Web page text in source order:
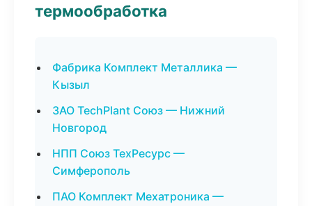
термообработка
Фабрика Комплект Металлика —
Кызыл
ЗАО TechPlant Союз — Нижний
Новгород
НПП Союз ТехРесурс —
Симферополь
ПАО Комплект Мехатроника —